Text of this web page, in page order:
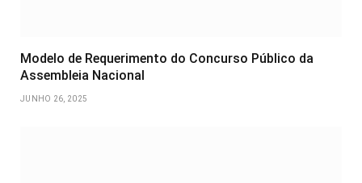
Modelo de Requerimento do Concurso Público da
Assembleia Nacional
JUNHO 26, 2025